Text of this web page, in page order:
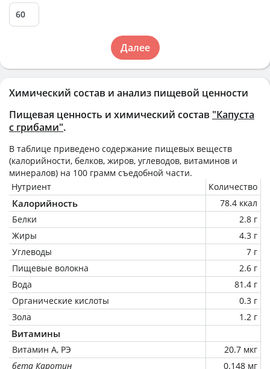
Химический состав и анализ пищевой ценности
Пищевая ценность и химический состав "Капуста
с грибами".
В таблице приведено содержание пищевых веществ
(калорийности, белков, жиров, углеводов, витаминов и
минералов) на 100 грамм съедобной части.
Нутриент
Количество
Калорийность
78.4 ккал
Белки
2.8 г
Жиры
4.3 г
Углеводы
7 г
Пищевые волокна
2.6 г
Вода
81.4 г
Органические кислоты
0.3 г
Зола
1.2 г
Витамины
Витамин А, РЭ
20.7 мкг
бета Каротин
0.148 мг
Далее